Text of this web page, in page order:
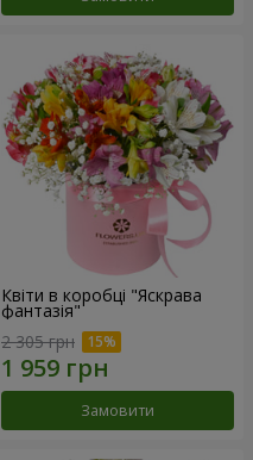
Квіти в коробці "Яскрава
фантазія"
2 305 грн
Замовити